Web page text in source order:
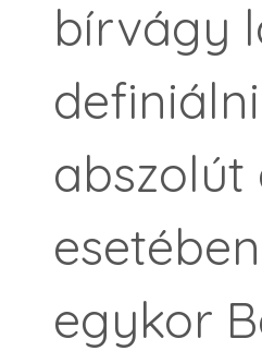
bírvágy
egykor